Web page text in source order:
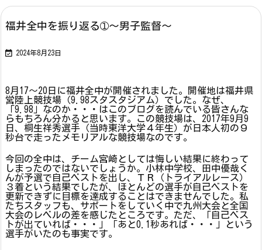
福井全中を振り返る➀～男子監督～
 2024年8月23日
8月17～20日に福井全中が開催されました。開催地は福井県
営陸上競技場（9.98スタスタジアム）でした。なぜ、
「9.98」なのか・・・はこのブログを読んでいる皆さんな
らもちろん分かると思います。この競技場は、2017年9月9
日、桐生祥秀選手（当時東洋大学４年生）が日本人初の９
秒台で走ったメモリアルな競技場なのです。
今回の全中は、チーム宮崎としては悔しい結果に終わって
しまったのではないでしょうか。小林中学校、田中優哉く
んが予選で自己ベストを出し、ＴＲ（トライアルレース）
３着という結果でしたが、ほとんどの選手が自己ベストを
更新できずに目標を達成することはできませんでした。私
たちスタッフも、サポートをしていく中で九州大会と全国
大会のレベルの差を感じたところです。ただ、「自己ベス
トが出ていれば・・・」「あと0.1秒あれば・・・」という
選手がいたのも事実です。